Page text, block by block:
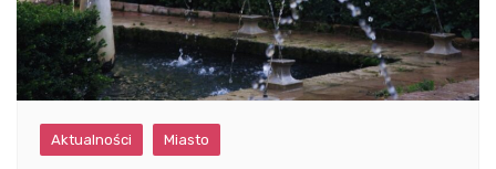
Aktualności Miasto